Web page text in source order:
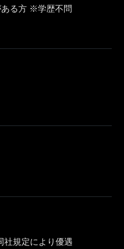
ある方 ※学歴不問
社規定により優遇